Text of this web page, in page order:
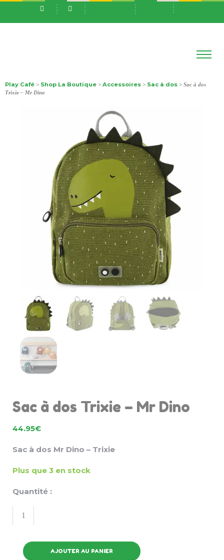
Play Café > Shop La Boutique > Accessoires > Sac à dos > Sac à dos
Trixie – Mr Dino
Sac à dos Trixie – Mr Dino
44.95€
Sac à dos Mr Dino – Trixie
Plus que 3 en stock
Quantité :
AJOUTER AU PANIER